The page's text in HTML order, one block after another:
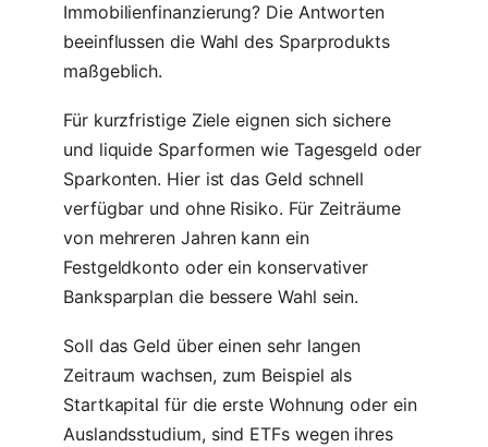
Immobilienfinanzierung? Die Antworten
beeinflussen die Wahl des Sparprodukts
maßgeblich.
Für kurzfristige Ziele eignen sich sichere
und liquide Sparformen wie Tagesgeld oder
Sparkonten. Hier ist das Geld schnell
verfügbar und ohne Risiko. Für Zeiträume
von mehreren Jahren kann ein
Festgeldkonto oder ein konservativer
Banksparplan die bessere Wahl sein.
Soll das Geld über einen sehr langen
Zeitraum wachsen, zum Beispiel als
Startkapital für die erste Wohnung oder ein
Auslandsstudium, sind ETFs wegen ihres